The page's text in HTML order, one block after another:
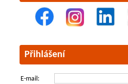
Přihlášení
E-mail: